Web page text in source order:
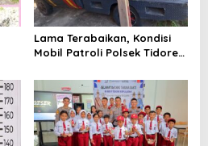
Lama Terabaikan, Kondisi
Mobil Patroli Polsek Tidore
Kapolda